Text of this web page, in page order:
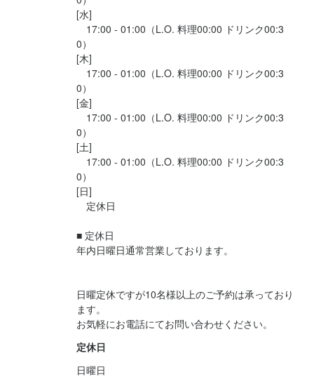
[水]
17:00 - 01:00（L.O. 料理00:00 ドリンク00:3
0）
[木]
17:00 - 01:00（L.O. 料理00:00 ドリンク00:3
0）
[金]
17:00 - 01:00（L.O. 料理00:00 ドリンク00:3
0）
[土]
17:00 - 01:00（L.O. 料理00:00 ドリンク00:3
0）
[日]
定休日
■ 定休日
年内日曜日通常営業しております。
日曜定休ですが10名様以上のご予約は承っており
ます。
定休日
日曜日
大阪府大阪市北区天神橋2-3-26 ドゥマンＵＭＥＤＡ　Ｂ１Ｆ
法人名・事業者名
オステリア　ミラ
最終更新日2025/01/22